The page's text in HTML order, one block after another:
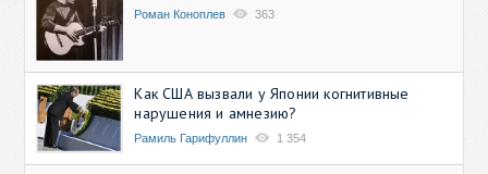
Роман Коноплев 363
Как США вызвали у Японии когнитивные
нарушения и амнезию?
Рамиль Гарифуллин 1 354